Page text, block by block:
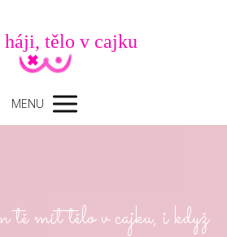
háji, tělo v cajku
MENU
mít tělo v cajku, i když